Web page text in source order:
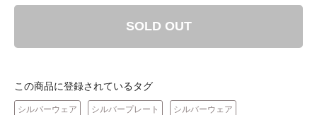
SOLD OUT
この商品に登録されているタグ
シルバーウェア シルバープレート シルバーウェア